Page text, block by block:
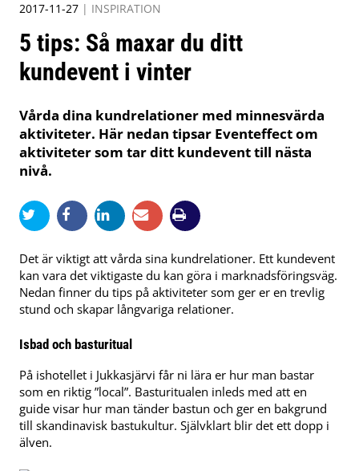
2017-11-27 | INSPIRATION
5 tips: Så maxar du ditt
kundevent i vinter
Vårda dina kundrelationer med minnesvärda
aktiviteter. Här nedan tipsar Eventeffect om
aktiviteter som tar ditt kundevent till nästa
nivå.
Det är viktigt att vårda sina kundrelationer. Ett kundevent
kan vara det viktigaste du kan göra i marknadsföringsväg.
Nedan finner du tips på aktiviteter som ger er en trevlig
stund och skapar långvariga relationer.
Isbad och basturitual
På ishotellet i Jukkasjärvi får ni lära er hur man bastar
som en riktig ”local”. Basturitualen inleds med att en
guide visar hur man tänder bastun och ger en bakgrund
till skandinavisk bastukultur. Självklart blir det ett dopp i
älven.